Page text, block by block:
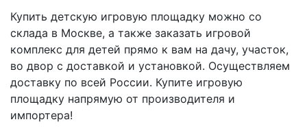
Купить детскую игровую площадку можно со
склада в Москве, а также заказать игровой
комплекс для детей прямо к вам на дачу, участок,
во двор с доставкой и установкой. Осуществляем
доставку по всей России. Купите игровую
площадку напрямую от производителя и
импортера!